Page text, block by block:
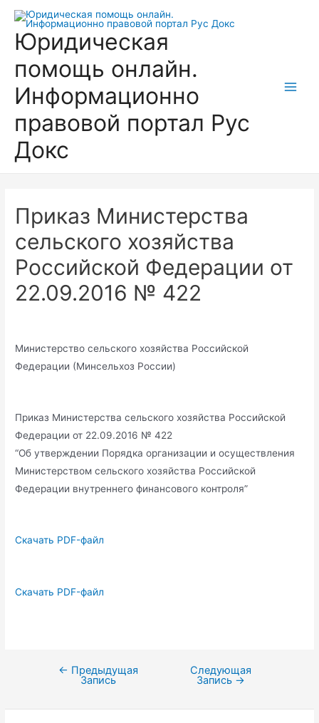
Перейти
содержимому
Юридическая
помощь онлайн.
Информационно
правовой портал Рус
Докс
Приказ Министерства
сельского хозяйства
Российской Федерации от
22.09.2016 № 422
Министерство сельского хозяйства Российской
Федерации (Минсельхоз России)
Приказ Министерства сельского хозяйства Российской
Федерации от 22.09.2016 № 422
“Об утверждении Порядка организации и осуществления
Министерством сельского хозяйства Российской
Федерации внутреннего финансового контроля”
Скачать PDF-файл
Скачать PDF-файл
Навигация
записям
← Предыдущая
Запись
Следующая
Запись →